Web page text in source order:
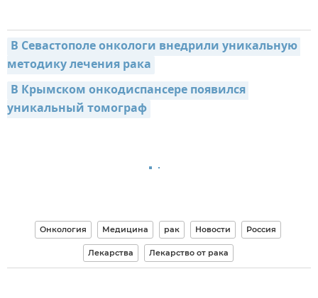
В Севастополе онкологи внедрили уникальную
методику лечения рака
В Крымском онкодиспансере появился
уникальный томограф
Онкология Медицина рак Новости Россия
Лекарства Лекарство от рака